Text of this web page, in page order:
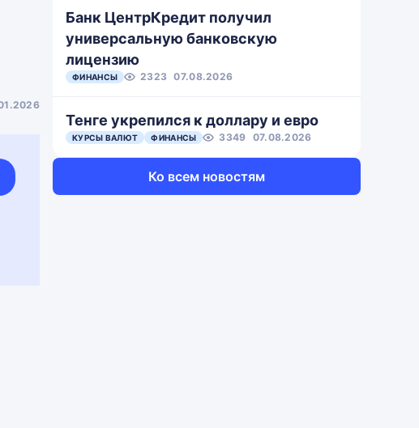
Банк ЦентрКредит получил
универсальную банковскую
лицензию
ФИНАНСЫ 2323 07.08.2026
Тенге укрепился к доллару и евро
КУРСЫ ВАЛЮТ ФИНАНСЫ 3349 07.08.2026
Ко всем новостям